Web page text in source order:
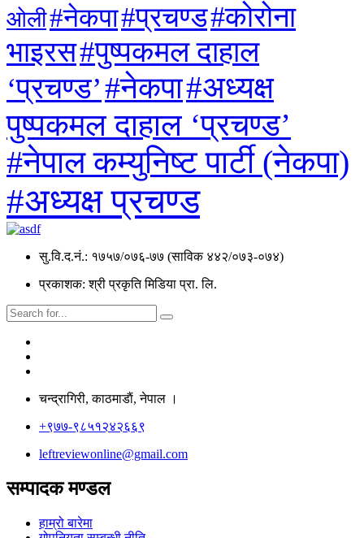
ओली#नेकपा#प्रचण्ड#कोरोना
भाइरस#पुष्पकमल दाहाल
‘प्रचण्ड’#नेकपा#अध्यक्ष
पुष्पकमल दाहाल ‘प्रचण्ड’
#नेपाल कम्युनिष्ट पार्टी (नेकपा)
#अध्यक्ष प्रचण्ड
सु.वि.द.नं.: १७५७/०७६-७७ (साविक ४४२/०७३-०७४)
प्रकाशक: श्री प्रकृति मिडिया प्रा. लि.
चन्द्रागिरी, काठमाडाैं, नेपाल ।
+९७७-९८५१२४२६६९
leftreviewonline@gmail.com
सम्पादक मण्डल
हाम्रो बारेमा